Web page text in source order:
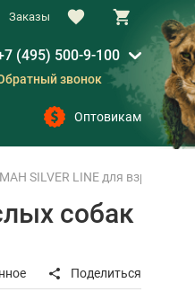
Заказы
(495) 500-9-100
звонок
Оптовикам
LINE для взрослых
собак
Поделиться